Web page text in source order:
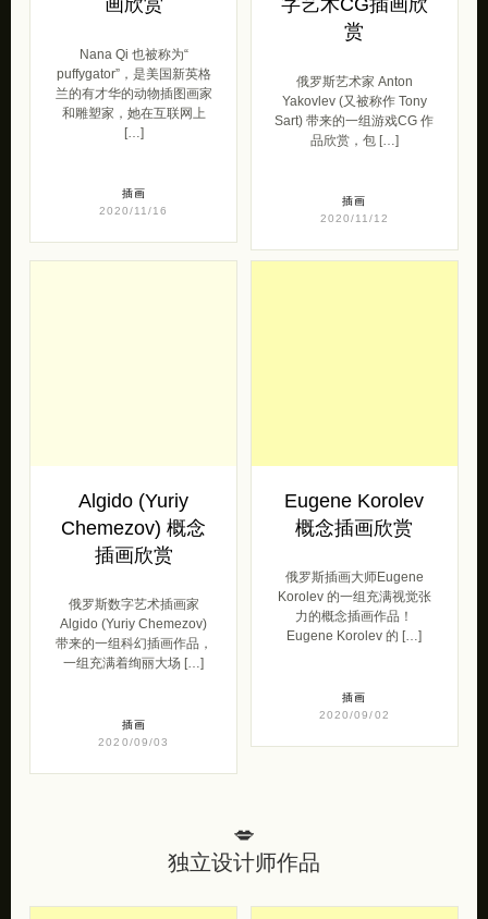
画欣赏
Nana Qi 也被称为“
puffygator”，是美国新英格
兰的有才华的动物插图画家
和雕塑家，她在互联网上
[…]
插画
2020/11/16
字艺术CG插画欣
赏
俄罗斯艺术家 Anton
Yakovlev (又被称作 Tony
Sart) 带来的一组游戏CG 作
品欣赏，包 […]
插画
2020/11/12
Algido (Yuriy
Chemezov) 概念
插画欣赏
俄罗斯数字艺术插画家
Algido (Yuriy Chemezov)
带来的一组科幻插画作品，
一组充满着绚丽大场 […]
插画
2020/09/03
Eugene Korolev
概念插画欣赏
俄罗斯插画大师Eugene
Korolev 的一组充满视觉张
力的概念插画作品！
Eugene Korolev 的 […]
插画
2020/09/02
💋
独立设计师作品